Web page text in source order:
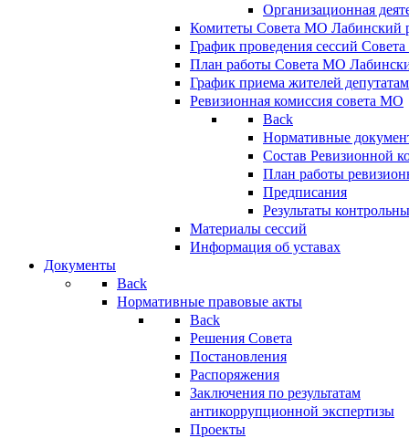
Организационная
Комитеты Совета МО Лабинский
График проведения сессий
План работы Совета МО
График приема жителей
Ревизионная комиссия совета МО
Back
Нормативные
Состав Ревизионной
План работы
Предписания
Результаты
Материалы сессий
Информация об уставах
Документы
Back
Нормативные правовые акты
Back
Решения Совета
Постановления
Распоряжения
Заключения по результатам
антикоррупционной экспертизы
Проекты